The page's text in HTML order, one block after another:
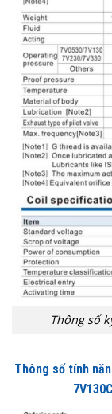
Thông số
Thông số tính